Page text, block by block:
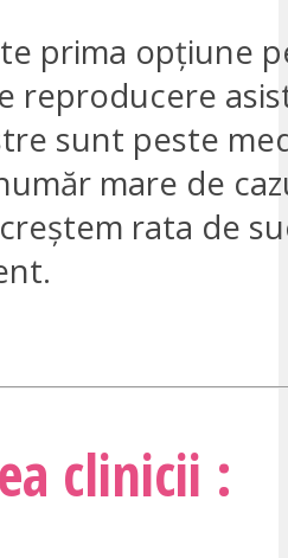
prima opțiune
reproducere
sunt peste
mare de
rata de
clinicii :